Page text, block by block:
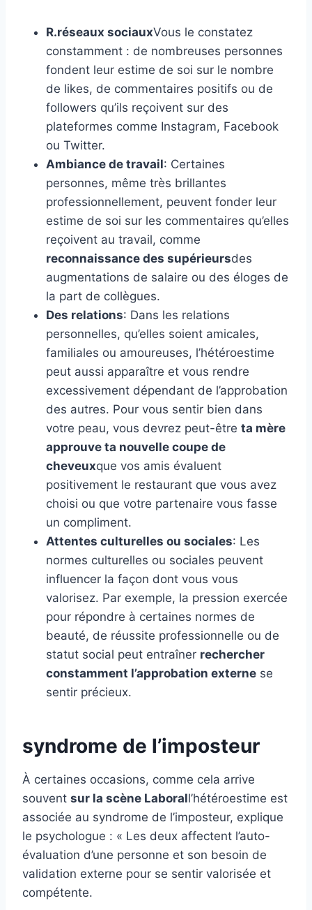
R.réseaux sociauxVous le constatez
constamment : de nombreuses personnes
fondent leur estime de soi sur le nombre
de likes, de commentaires positifs ou de
followers qu’ils reçoivent sur des
plateformes comme Instagram, Facebook
ou Twitter.
Ambiance de travail: Certaines
personnes, même très brillantes
professionnellement, peuvent fonder leur
estime de soi sur les commentaires qu’elles
reçoivent au travail, comme
reconnaissance des supérieursdes
augmentations de salaire ou des éloges de
la part de collègues.
Des relations: Dans les relations
personnelles, qu’elles soient amicales,
familiales ou amoureuses, l’hétéroestime
peut aussi apparaître et vous rendre
excessivement dépendant de l’approbation
des autres. Pour vous sentir bien dans
votre peau, vous devrez peut-être ta mère
approuve ta nouvelle coupe de
cheveuxque vos amis évaluent
positivement le restaurant que vous avez
choisi ou que votre partenaire vous fasse
un compliment.
Attentes culturelles ou sociales: Les
normes culturelles ou sociales peuvent
influencer la façon dont vous vous
valorisez. Par exemple, la pression exercée
pour répondre à certaines normes de
beauté, de réussite professionnelle ou de
statut social peut entraîner rechercher
constamment l’approbation externe se
sentir précieux.
syndrome de l’imposteur
À certaines occasions, comme cela arrive
souvent sur la scène Laborall’hétéroestime est
associée au syndrome de l’imposteur, explique
le psychologue : « Les deux affectent l’auto-
évaluation d’une personne et son besoin de
validation externe pour se sentir valorisée et
compétente.